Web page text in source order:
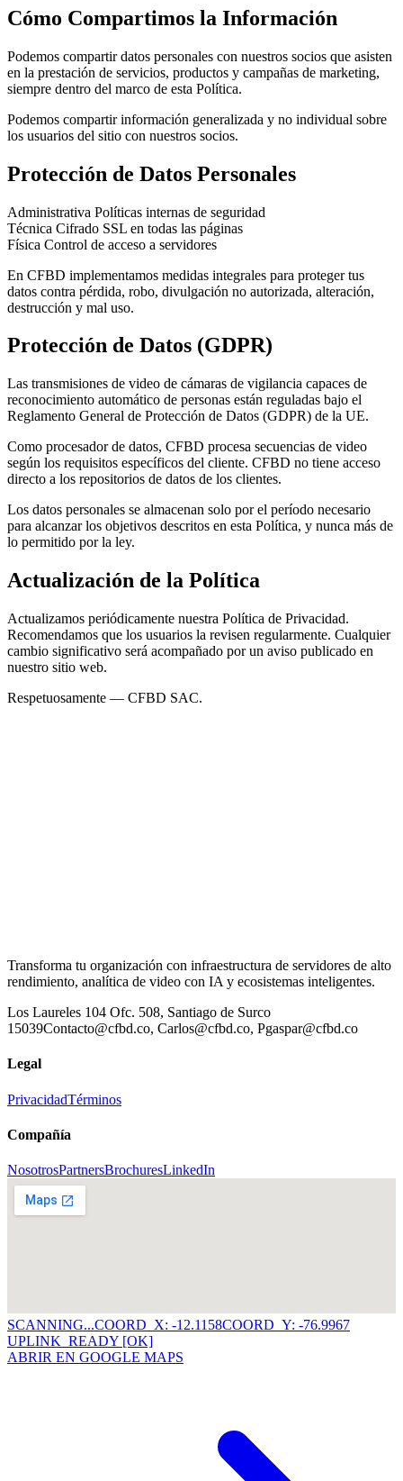
Cómo Compartimos la Información
Podemos compartir datos personales con nuestros socios que asisten
en la prestación de servicios, productos y campañas de marketing,
siempre dentro del marco de esta Política.
Podemos compartir información generalizada y no individual sobre
los usuarios del sitio con nuestros socios.
Protección de Datos Personales
Administrativa Políticas internas de seguridad
Técnica Cifrado SSL en todas las páginas
Física Control de acceso a servidores
En CFBD implementamos medidas integrales para proteger tus
datos contra pérdida, robo, divulgación no autorizada, alteración,
destrucción y mal uso.
Protección de Datos (GDPR)
Las transmisiones de video de cámaras de vigilancia capaces de
reconocimiento automático de personas están reguladas bajo el
Reglamento General de Protección de Datos (GDPR) de la UE.
Como procesador de datos, CFBD procesa secuencias de video
según los requisitos específicos del cliente. CFBD no tiene acceso
directo a los repositorios de datos de los clientes.
Los datos personales se almacenan solo por el período necesario
para alcanzar los objetivos descritos en esta Política, y nunca más de
lo permitido por la ley.
Actualización de la Política
Actualizamos periódicamente nuestra Política de Privacidad.
Recomendamos que los usuarios la revisen regularmente. Cualquier
cambio significativo será acompañado por un aviso publicado en
nuestro sitio web.
Respetuosamente — CFBD SAC.
Transforma tu organización con infraestructura de servidores de alto
rendimiento, analítica de video con IA y ecosistemas inteligentes.
Los Laureles 104 Ofc. 508, Santiago de Surco
15039Contacto@cfbd.co, Carlos@cfbd.co, Pgaspar@cfbd.co
Legal
PrivacidadTérminos
Compañía
NosotrosPartnersBrochuresLinkedIn
SCANNING...COORD_X: -12.1158COORD_Y: -76.9967
UPLINK_READY [OK]
ABRIR EN GOOGLE MAPS